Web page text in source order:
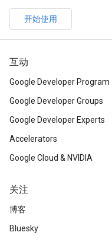
开始使用
互动
Google Developer Program
Google Developer Groups
Google Developer Experts
Accelerators
Google Cloud & NVIDIA
关注
博客
Bluesky